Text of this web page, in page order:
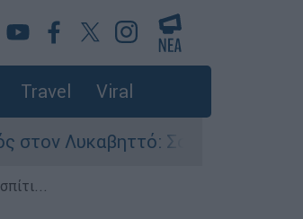
Travel Viral
Σορός σε προχωρημένη σήψη